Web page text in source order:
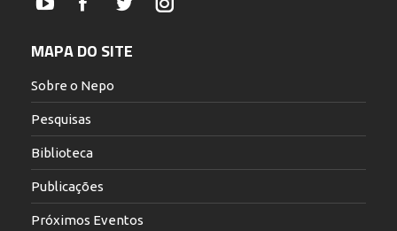
YouTubeFacebookTwitterInstagram
MAPA DO SITE
Sobre o Nepo
Pesquisas
Biblioteca
Publicações
Próximos Eventos